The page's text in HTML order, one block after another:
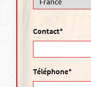
Contact*
Téléphone*